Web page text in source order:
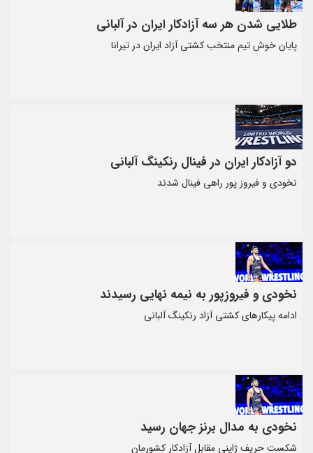
طلایی شدن هر سه آزادکار ایران در آلبانی
پایان خوش تیم منتخب کشتی آزاد ایران در تیرانا
دو آزادکار ایران در فینال رنکینگ آلبانی
نخودی و فیروز پور راهی فینال شدند
نخودی و فیروزپور به نیمه نهایی رسیدند
ادامه پیکارهای کشتی آزاد رنکینگ آلبانی
نخودی به مدال برنز جهان رسید
شکست حریف ژاپنی مقابل آزادکار کشورمان